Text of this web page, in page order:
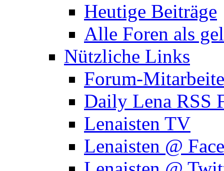
Heutige Beiträge
Alle Foren als
Nützliche Links
Forum-
Daily Lena RSS
Lenaisten TV
Lenaisten @